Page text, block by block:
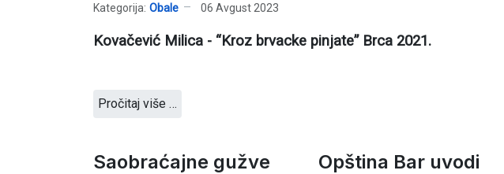
Kategorija: Obale 06 Avgust 2023
Kovačević Milica - “Kroz brvacke pinjate” Brca 2021.
Pročitaj više …
Saobraćajne gužve
Opština Bar uvodi